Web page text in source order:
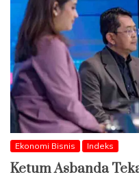
Ekonomi Bisnis Indeks
Ketum Asbanda